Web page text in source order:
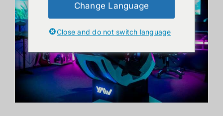
Change Language
Close and do not switch language